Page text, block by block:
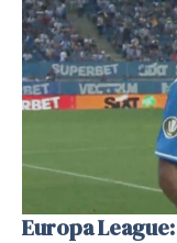
Europa